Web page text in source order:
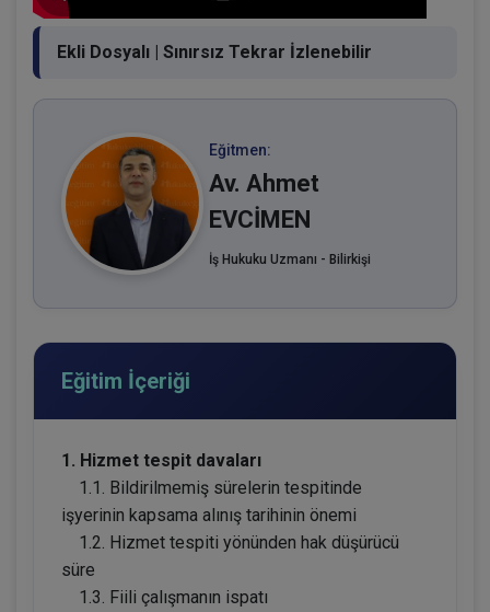
Ekli Dosyalı | Sınırsız Tekrar İzlenebilir
Eğitmen:
Av. Ahmet
EVCİMEN
İş Hukuku Uzmanı - Bilirkişi
Eğitim İçeriği
1. Hizmet tespit davaları
1.1. Bildirilmemiş sürelerin tespitinde
işyerinin kapsama alınış tarihinin önemi
1.2. Hizmet tespiti yönünden hak düşürücü
süre
1.3. Fiili çalışmanın ispatı